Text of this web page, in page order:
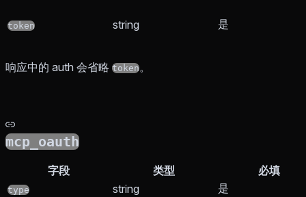
token string 是
响应中的 auth 会省略 token。
mcp_oauth
字段 类型 必填
type string 是